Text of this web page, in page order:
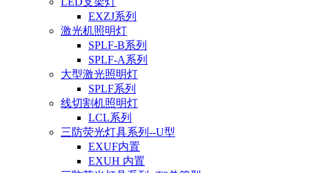
EXZJ系列
激光机照明灯
SPLF-B系列
SPLF-A系列
大型激光照明灯
SPLF系列
线切割机照明灯
LCL系列
三防荧光灯具系列--U型
EXUF内置
EXUH 内置